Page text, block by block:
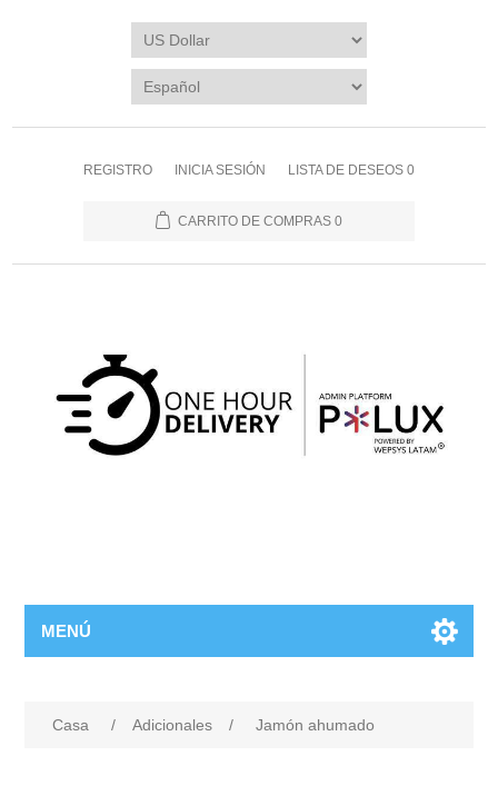
REGISTRO INICIA SESIÓN LISTA DE DESEOS 0
CARRITO DE COMPRAS 0
MENÚ
Casa / Adicionales / Jamón ahumado